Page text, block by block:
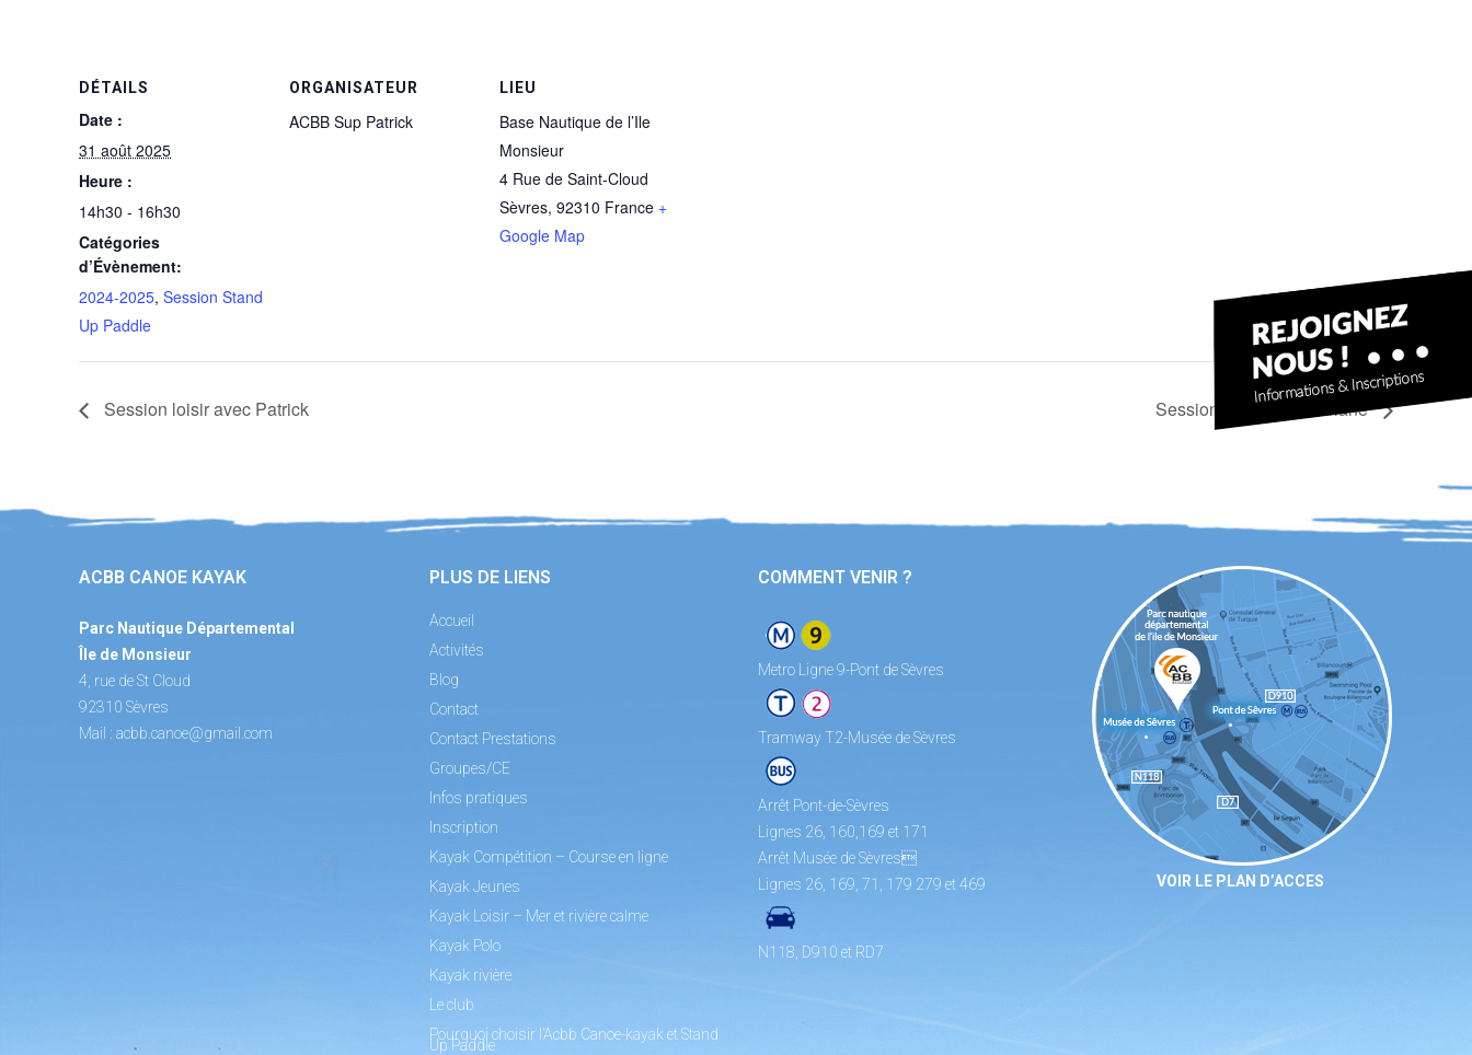
DÉTAILS
Date :
31 août 2025
Heure :
14h30 - 16h30
Catégories
d’Évènement:
2024-2025, Session Stand
Up Paddle
ORGANISATEUR
ACBB Sup Patrick
LIEU
Base Nautique de l’Ile
Monsieur
4 Rue de Saint-Cloud
Sèvres, 92310 France +
Google Map
Session loisir avec Patrick Session loisir avec Auriane
ACBB CANOE KAYAK
Parc Nautique Départemental
Île de Monsieur
4, rue de St Cloud
92310 Sèvres
Mail : acbb.canoe@gmail.com
PLUS DE LIENS
Accueil
Activités
Blog
Contact
Contact Prestations
Groupes/CE
Infos pratiques
Inscription
Kayak Compétition – Course en ligne
Kayak Jeunes
Kayak Loisir – Mer et rivière calme
Kayak Polo
Kayak rivière
Le club
Pourquoi choisir l’Acbb Canoe-kayak et Stand
Up Paddle
COMMENT VENIR ?
Metro Ligne 9-Pont de Sèvres
Tramway T2-Musée de Sèvres
Arrêt Pont-de-Sèvres
Lignes 26, 160,169 et 171
Arrêt Musée de Sèvres
Lignes 26, 169, 71, 179 279 et 469
N118, D910 et RD7
VOIR LE PLAN D’ACCES